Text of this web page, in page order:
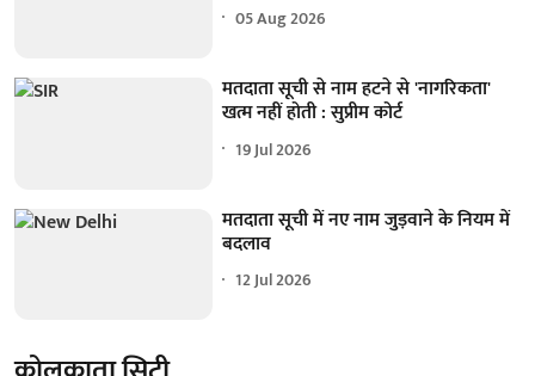
05 Aug 2026
मतदाता सूची से नाम हटने से 'नागरिकता'
खत्म नहीं होती : सुप्रीम कोर्ट
19 Jul 2026
मतदाता सूची में नए नाम जुड़वाने के नियम में
बदलाव
12 Jul 2026